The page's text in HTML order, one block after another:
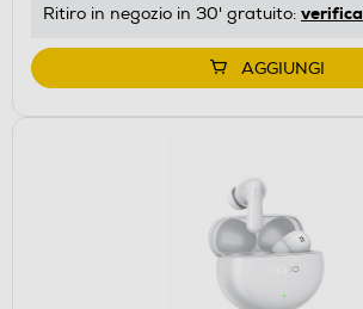
Ritiro in negozio in 30' gratuito: verifica
AGGIUNGI